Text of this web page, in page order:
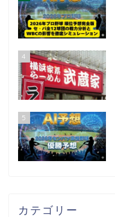
4
5
カテゴリー